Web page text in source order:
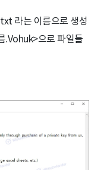
라는 이름으로 생성
.Vohuk>으로 파일들